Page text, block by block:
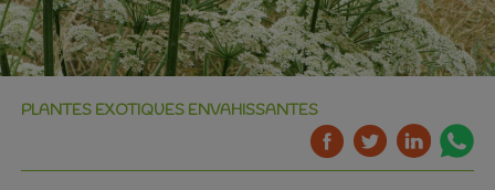
PLANTES EXOTIQUES ENVAHISSANTES